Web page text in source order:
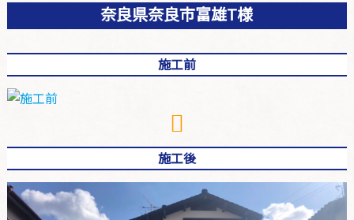
奈良県奈良市富雄T様
施工前
施工後